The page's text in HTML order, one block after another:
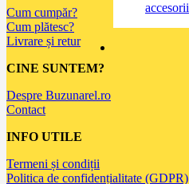
accesorii
Cum cumpăr?
Cum plătesc?
Livrare și retur
CINE SUNTEM?
Despre Buzunarel.ro
Contact
INFO UTILE
Termeni și condiții
Politica de confidențialitate (GDPR)